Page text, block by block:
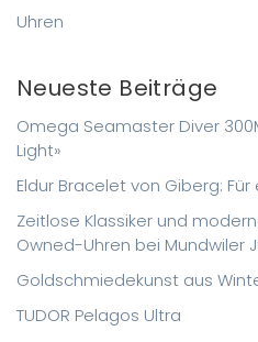
Uhren
Neueste Beiträge
Omega Seamaster Diver
Light»
Eldur Bracelet von Giberg:
Zeitlose Klassiker und
Owned-Uhren bei Mundwiler
Goldschmiedekunst aus
TUDOR Pelagos Ultra